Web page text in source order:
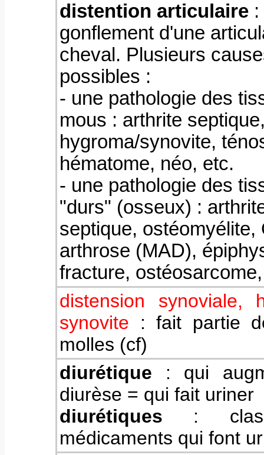
distention articulaire :
gonflement d'une
cheval. Plusieurs
possibles :
- une pathologie des
mous : arthrite
hygroma/synovite,
hématome, néo, etc.
- une pathologie des
"durs" (osseux) :
septique, ostéomyélite,
arthrose (MAD),
fracture,
distension synoviale,
synovite : fait partie
molles (cf)
diurétique : qui
diurèse = qui fait uriner
diurétiques :
médicaments qui font